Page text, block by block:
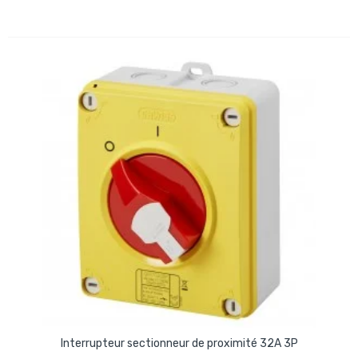
Interrupteur sectionneur de proximité 32A 3P